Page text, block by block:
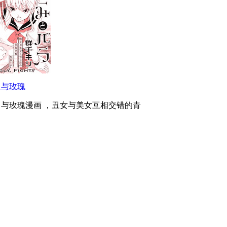
玫瑰
玫瑰漫画 ，丑女与美女互相交错的青